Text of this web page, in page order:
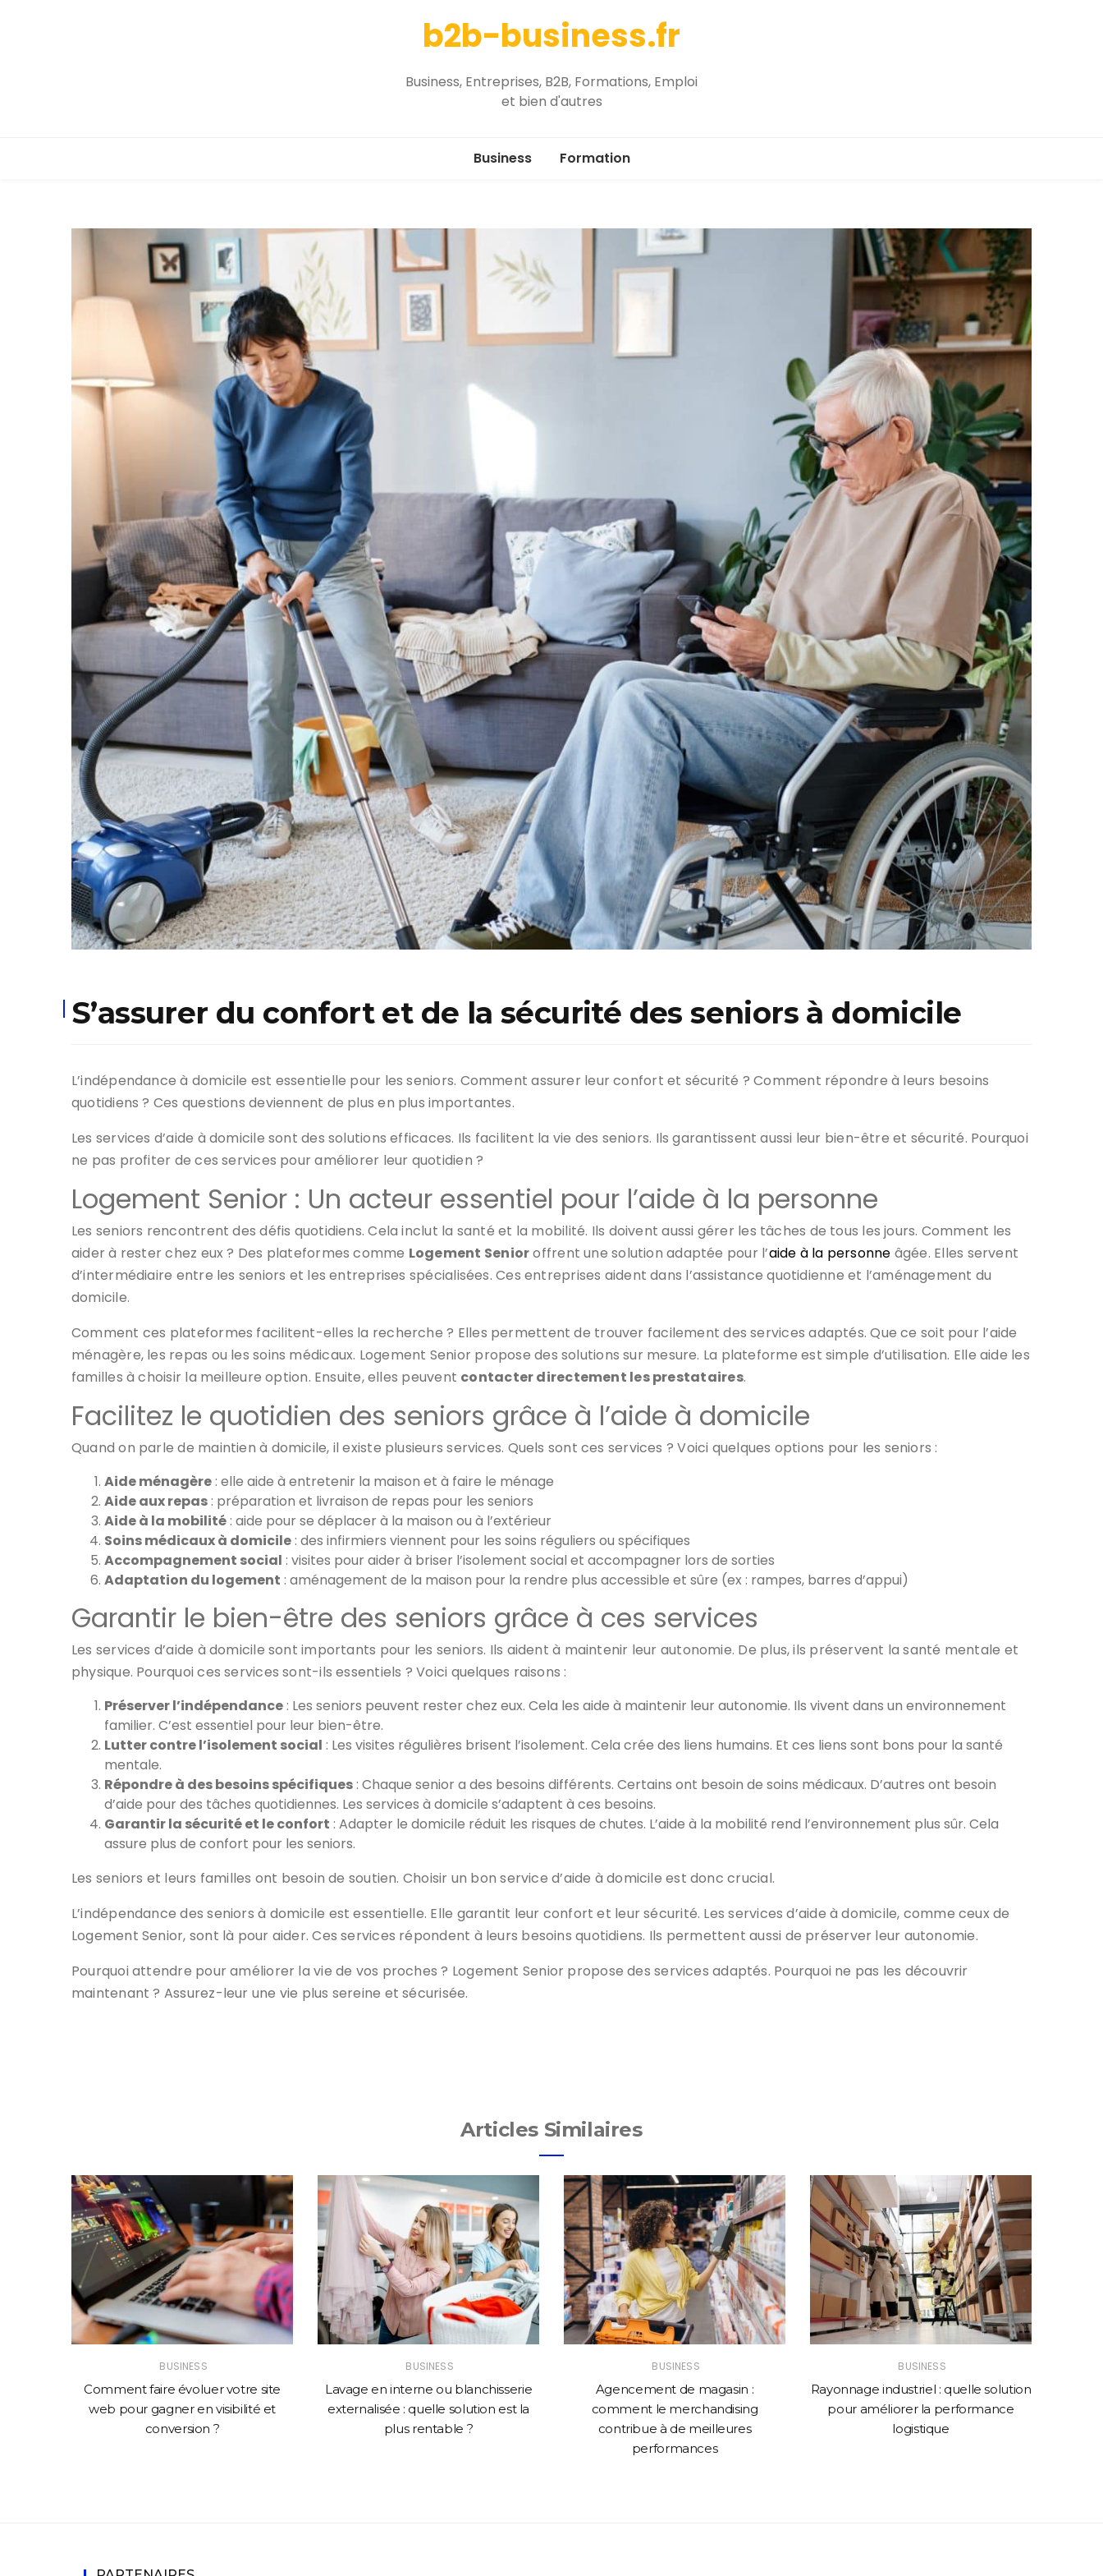
b2b-business.fr
Business, Entreprises, B2B, Formations, Emploi
et bien d'autres
Business Formation
S’assurer du confort et de la sécurité des seniors à domicile
L’indépendance à domicile est essentielle pour les seniors. Comment assurer leur confort et sécurité ? Comment répondre à leurs besoins
quotidiens ? Ces questions deviennent de plus en plus importantes.
Les services d’aide à domicile sont des solutions efficaces. Ils facilitent la vie des seniors. Ils garantissent aussi leur bien-être et sécurité. Pourquoi
ne pas profiter de ces services pour améliorer leur quotidien ?
Logement Senior : Un acteur essentiel pour l’aide à la personne
Les seniors rencontrent des défis quotidiens. Cela inclut la santé et la mobilité. Ils doivent aussi gérer les tâches de tous les jours. Comment les
aider à rester chez eux ? Des plateformes comme Logement Senioroffrent une solution adaptée pour l’aide à la personne âgée. Elles servent
d’intermédiaire entre les seniors et les entreprises spécialisées. Ces entreprises aident dans l’assistance quotidienne et l’aménagement du
domicile.
Comment ces plateformes facilitent-elles la recherche ? Elles permettent de trouver facilement des services adaptés. Que ce soit pour l’aide
ménagère, les repas ou les soins médicaux. Logement Senior propose des solutions sur mesure. La plateforme est simple d’utilisation. Elle aide les
familles à choisir la meilleure option. Ensuite, elles peuvent contacter directement les prestataires.
Facilitez le quotidien des seniors grâce à l’aide à domicile
Quand on parle de maintien à domicile, il existe plusieurs services. Quels sont ces services ? Voici quelques options pour les seniors :
Aide ménagère : elle aide à entretenir la maison et à faire le ménage
Aide aux repas : préparation et livraison de repas pour les seniors
Aide à la mobilité : aide pour se déplacer à la maison ou à l’extérieur
Soins médicaux à domicile : des infirmiers viennent pour les soins réguliers ou spécifiques
Accompagnement social : visites pour aider à briser l’isolement social et accompagner lors de sorties
Adaptation du logement : aménagement de la maison pour la rendre plus accessible et sûre (ex : rampes, barres d’appui)
Garantir le bien-être des seniors grâce à ces services
Les services d’aide à domicile sont importants pour les seniors. Ils aident à maintenir leur autonomie. De plus, ils préservent la santé mentale et
physique. Pourquoi ces services sont-ils essentiels ? Voici quelques raisons :
Préserver l’indépendance : Les seniors peuvent rester chez eux. Cela les aide à maintenir leur autonomie. Ils vivent dans un environnement
familier. C’est essentiel pour leur bien-être.
Lutter contre l’isolement social : Les visites régulières brisent l’isolement. Cela crée des liens humains. Et ces liens sont bons pour la santé
mentale.
Répondre à des besoins spécifiques : Chaque senior a des besoins différents. Certains ont besoin de soins médicaux. D’autres ont besoin
d’aide pour des tâches quotidiennes. Les services à domicile s’adaptent à ces besoins.
Garantir la sécurité et le confort : Adapter le domicile réduit les risques de chutes. L’aide à la mobilité rend l’environnement plus sûr. Cela
assure plus de confort pour les seniors.
Les seniors et leurs familles ont besoin de soutien. Choisir un bon service d’aide à domicile est donc crucial.
L’indépendance des seniors à domicile est essentielle. Elle garantit leur confort et leur sécurité. Les services d’aide à domicile, comme ceux de
Logement Senior, sont là pour aider. Ces services répondent à leurs besoins quotidiens. Ils permettent aussi de préserver leur autonomie.
Pourquoi attendre pour améliorer la vie de vos proches ? Logement Senior propose des services adaptés. Pourquoi ne pas les découvrir
maintenant ? Assurez-leur une vie plus sereine et sécurisée.
Articles Similaires
BUSINESS
Comment faire évoluer votre site
web pour gagner en visibilité et
conversion ?
BUSINESS
Lavage en interne ou blanchisserie
externalisée : quelle solution est la
plus rentable ?
BUSINESS
Agencement de magasin :
comment le merchandising
contribue à de meilleures
performances
BUSINESS
Rayonnage industriel : quelle solution
pour améliorer la performance
logistique